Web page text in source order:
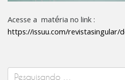
Acesse a matéria no link :
https://issuu.com/revistasingular/